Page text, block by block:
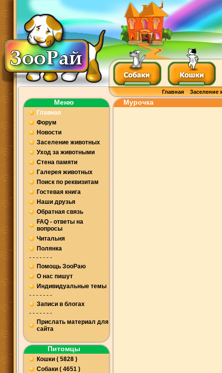
Главная Заселение
Меню
Главная
Форум
Новости
Заселение животных
Уход за животными
Стена памяти
Галерея животных
Поиск по реквизитам
Гостевая книга
Наши друзья
Обратная связь
FAQ - ответы на
вопросы
Читальня
Полянка
- - - - - - -
Помощь ЗооРаю
О нас пишут
Индивидуальные темы
- - - - - - -
Записи в блогах
- - - - - - -
Прислать материал для
сайта
Питомцы
Кошки ( 5828 )
Собаки ( 4651 )
Мурочка